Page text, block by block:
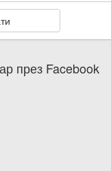
през Facebook